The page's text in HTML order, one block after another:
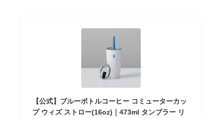
【公式】ブルーボトルコーヒー コミューターカッ
プ ウィズ ストロー(16oz)｜473ml タンブラー リ